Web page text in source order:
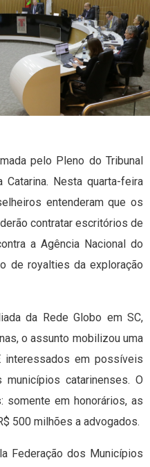
pelo Pleno do Tribunal
Nesta quarta-feira
entenderam que os
contratar escritórios de
a Agência Nacional do
de royalties da exploração
da Rede Globo em SC,
o assunto mobilizou uma
interessados em possíveis
catarinenses. O
somente em honorários, as
500 milhões a advogados.
Federação dos Municípios